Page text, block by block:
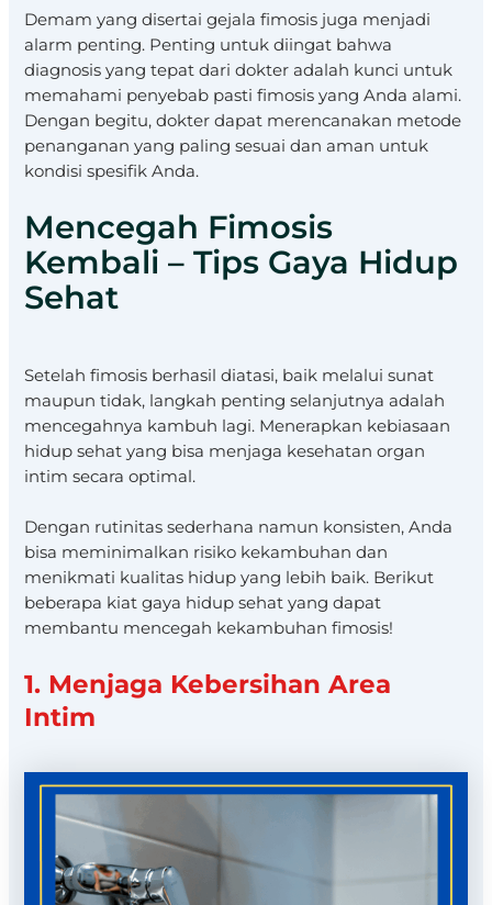
Demam yang disertai gejala fimosis juga menjadi
alarm penting. Penting untuk diingat bahwa
diagnosis yang tepat dari dokter adalah kunci untuk
memahami penyebab pasti fimosis yang Anda alami.
Dengan begitu, dokter dapat merencanakan metode
penanganan yang paling sesuai dan aman untuk
kondisi spesifik Anda.
Mencegah Fimosis
Kembali – Tips Gaya Hidup
Sehat
Setelah fimosis berhasil diatasi, baik melalui sunat
maupun tidak, langkah penting selanjutnya adalah
mencegahnya kambuh lagi. Menerapkan kebiasaan
hidup sehat yang bisa menjaga kesehatan organ
intim secara optimal.
Dengan rutinitas sederhana namun konsisten, Anda
bisa meminimalkan risiko kekambuhan dan
menikmati kualitas hidup yang lebih baik. Berikut
beberapa kiat gaya hidup sehat yang dapat
membantu mencegah kekambuhan fimosis!
1. Menjaga Kebersihan Area
Intim